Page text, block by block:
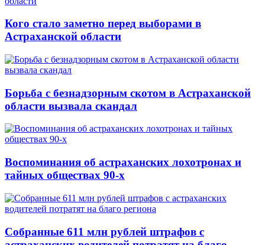
Кого стало заметно перед выборами в
Астраханской области
Борьба с безнадзорным скотом в Астраханской
области вызвала скандал
Воспоминания об астраханских лохотронах и
тайных обществах 90-х
Собранные 611 млн рублей штрафов с